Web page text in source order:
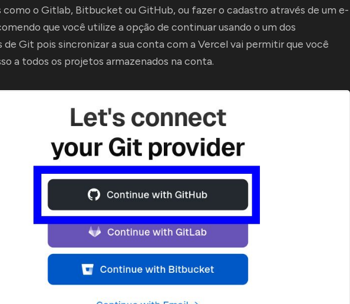
como o Gitlab, Bitbucket ou GitHub, ou fazer o cadastro através de um e-
que você utilize a opção de continuar usando o um dos
de Git pois sincronizar a sua conta com a Vercel vai permitir que você
a todos os projetos armazenados na conta.